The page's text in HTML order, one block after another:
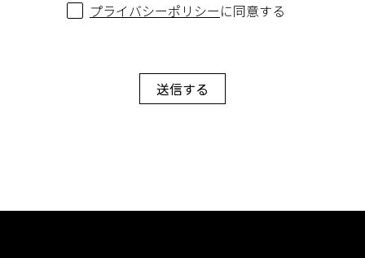
プライバシーポリシーに同意する
送信する